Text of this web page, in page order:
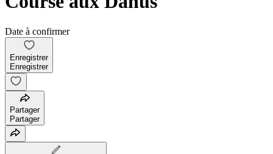
Date à confirmer
Enregistrer
Enregistrer
Partager
Partager